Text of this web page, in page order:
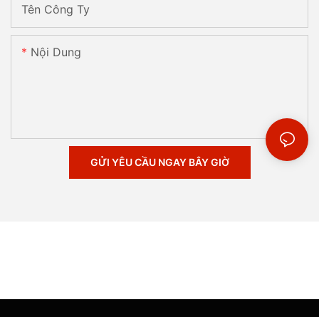
Tên Công Ty
Nội Dung
GỬI YÊU CẦU NGAY BÂY GIỜ